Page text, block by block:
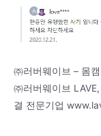
㈜러버웨이브 – 몸
㈜러버웨이브
결 전문기업